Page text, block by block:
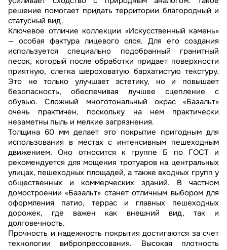
решение помогает придать территории благородный и
статусный вид.
Ключевое отличие коллекции «Искусственный камень»
— особая фактура лицевого слоя. Для его создания
используется специально подобранный гранитный
песок, который после обработки придает поверхности
приятную, слегка шероховатую бархатистую текстуру.
Это не только улучшает эстетику, но и повышает
безопасность, обеспечивая лучшее сцепление с
обувью. Сложный многотональный окрас «Базальт»
очень практичен, поскольку на нем практически
незаметны пыль и мелкие загрязнения.
Толщина 60 мм делает это покрытие пригодным для
использования в местах с интенсивным пешеходным
движением. Оно относится к группе Б по ГОСТ и
рекомендуется для мощения тротуаров на центральных
улицах, пешеходных площадей, а также входных групп у
общественных и коммерческих зданий. В частном
домостроении «Базальт» станет отличным выбором для
оформления патио, террас и главных пешеходных
дорожек, где важен как внешний вид, так и
долговечность.
Прочность и надежность покрытия достигаются за счет
технологии вибропрессования. Высокая плотность